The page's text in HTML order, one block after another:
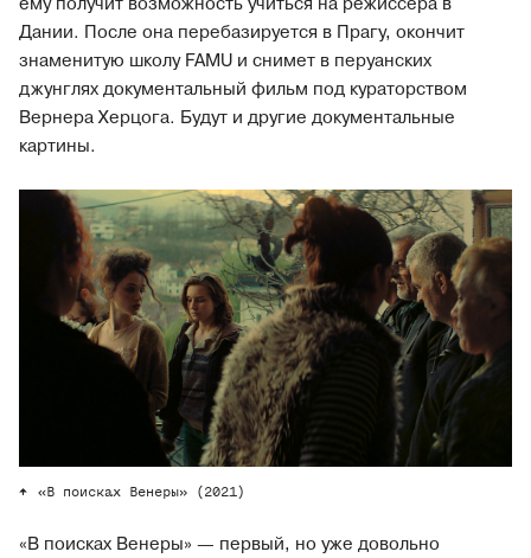
Дании. После она перебазируется в Прагу, окончит
знаменитую школу FAMU и снимет в перуанских
джунглях документальный фильм под кураторством
Вернера Херцога. Будут и другие документальные
картины.
«В поисках Венеры» (2021)
«В поисках Венеры» — первый, но уже довольно